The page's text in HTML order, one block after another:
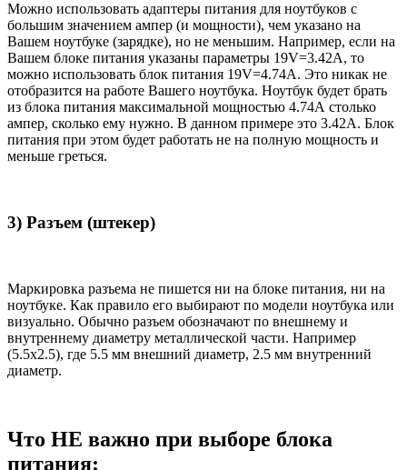
Можно использовать адаптеры питания для ноутбуков с
большим значением ампер (и мощности), чем указано на
Вашем ноутбуке (зарядке), но не меньшим. Например, если на
Вашем блоке питания указаны параметры 19V=3.42A, то
можно использовать блок питания 19V=4.74A. Это никак не
отобразится на работе Вашего ноутбука. Ноутбук будет брать
из блока питания максимальной мощностью 4.74А столько
ампер, сколько ему нужно. В данном примере это 3.42А. Блок
питания при этом будет работать не на полную мощность и
меньше греться.
3) Разъем (штекер)
Маркировка разъема не пишется ни на блоке питания, ни на
ноутбуке. Как правило его выбирают по модели ноутбука или
визуально. Обычно разъем обозначают по внешнему и
внутреннему диаметру металлической части. Например
(5.5x2.5), где 5.5 мм внешний диаметр, 2.5 мм внутренний
диаметр.
Что НЕ важно при выборе блока
питания: